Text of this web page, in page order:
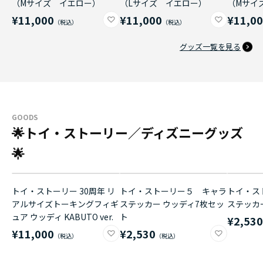
（Mサイズ イエロー）
¥11,000
（Lサイズ イエロー）
¥11,000
（Mサ
グッズ一覧を見る
GOODS
🌟トイ・ストーリー／ディズニーグッズ
🌟
トイ・ストーリー 30周年 リ
アルサイズトーキングフィギ
ュア ウッディ KABUTO ver.
¥11,000
トイ・ストーリー５ キャラ
ステッカー ウッディ7枚セッ
ト
¥2,530
トイ・
ステッカ
¥2,530